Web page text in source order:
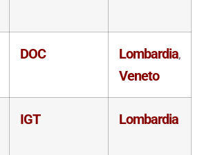
DOC Lombardia,
Veneto
IGT Lombardia